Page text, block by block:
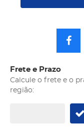
Frete e Prazo
Calcule o frete e o
região: